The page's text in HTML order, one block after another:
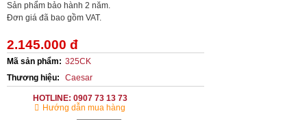
Sản phẩm bảo hành 2 năm.
Đơn giá đã bao gồm VAT.
2.145.000 đ
Mã sản phẩm: 325CK
Thương hiệu:
Caesar
HOTLINE: 0907 73 13 73
Hướng dẫn mua hàng